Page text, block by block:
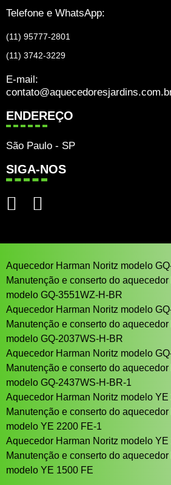
Telefone e WhatsApp:
(11) 95777-2801
(11) 3742-3229
E-mail:
ENDEREÇO
São Paulo - SP
SIGA-NOS
Aquecedor Harman Noritz modelo
Manutenção e conserto do
modelo GQ-3551WZ-H-BR
Aquecedor Harman Noritz modelo
Manutenção e conserto do
modelo GQ-2037WS-H-BR
Aquecedor Harman Noritz modelo
Manutenção e conserto do
modelo GQ-2437WS-H-BR-1
Aquecedor Harman Noritz modelo YE
Manutenção e conserto do
modelo YE 2200 FE-1
Aquecedor Harman Noritz modelo YE
Manutenção e conserto do
modelo YE 1500 FE